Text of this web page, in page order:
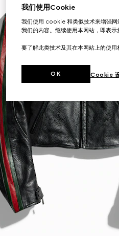
我们使用Cookie
我们使用 cookie 和类似技术来增强网
我们的内容。继续使用本网站，即表示
要了解此类技术及其在本网站上的使
Cookie
OK